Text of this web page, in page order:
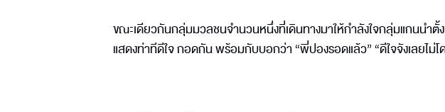
ขณะเดียวกันกลุ่มมวลชนจำนวนหนึ่งที่เดินทางมาให้กำลังใจกลุ่มแกนนำ
แสดงท่าทีดีใจ กอดกัน พร้อมกับบอกว่า “พี่ปองรอดแล้ว” “ดีใจจังเลยไม่โ